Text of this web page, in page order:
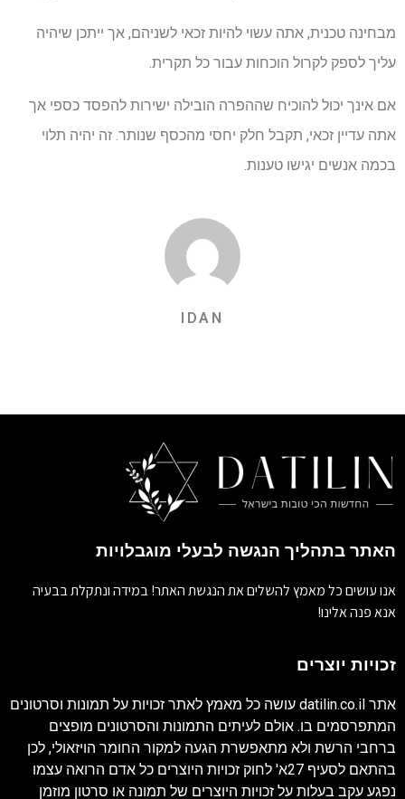
מבחינה טכנית, אתה עשוי להיות זכאי לשניהם, אך ייתכן שיהיה
עליך לספק לקרול הוכחות עבור כל תקרית.
אם אינך יכול להוכיח שההפרה הובילה ישירות להפסד כספי אך
אתה עדיין זכאי, תקבל חלק יחסי מהכסף שנותר. זה יהיה תלוי
בכמה אנשים יגישו טענות.
IDAN
האתר בתהליך הנגשה לבעלי מוגבלויות
אנו עושים כל מאמץ להשלים את הנגשת האתר! במידה ונתקלת בבעיה
אנא פנה אלינו!
זכויות יוצרים
אתר datilin.co.il עושה כל מאמץ לאתר זכויות על תמונות וסרטונים
המתפרסמים בו. אולם לעיתים התמונות והסרטונים מופצים
ברחבי הרשת ולא מתאפשרת הגעה למקור החומר הויזאולי, לכן
בהתאם לסעיף 27א' לחוק זכויות היוצרים כל אדם הרואה עצמו
נפגע עקב בעלות על זכויות היוצרים של תמונה או סרטון מוזמן